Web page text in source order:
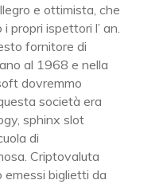
e ottimista, che
propri ispettori l’ an.
fornitore di
al 1968 e nella
dovremmo
società era
sphinx slot
di
Criptovaluta
emessi biglietti da